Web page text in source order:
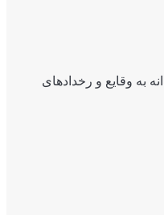
به وقایع و رخدادهای